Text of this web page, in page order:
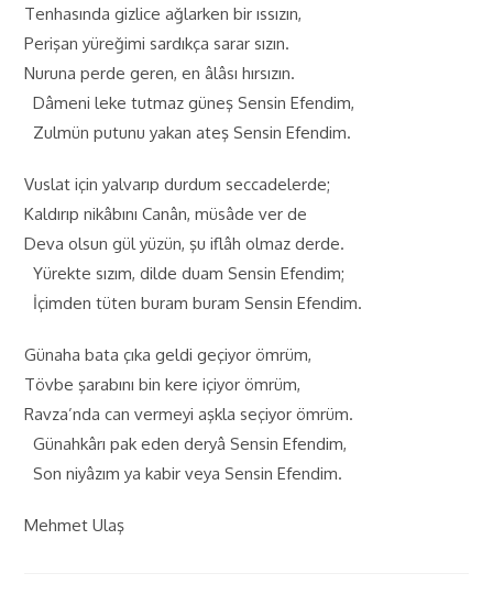
Tenhasında gizlice ağlarken bir ıssızın,
Perişan yüreğimi sardıkça sarar sızın.
Nuruna perde geren, en âlâsı hırsızın.
Dâmeni leke tutmaz güneş Sensin Efendim,
Zulmün putunu yakan ateş Sensin Efendim.
Vuslat için yalvarıp durdum seccadelerde;
Kaldırıp nikâbını Canân, müsâde ver de
Deva olsun gül yüzün, şu iflâh olmaz derde.
Yürekte sızım, dilde duam Sensin Efendim;
İçimden tüten buram buram Sensin Efendim.
Günaha bata çıka geldi geçiyor ömrüm,
Tövbe şarabını bin kere içiyor ömrüm,
Ravza’nda can vermeyi aşkla seçiyor ömrüm.
Günahkârı pak eden deryâ Sensin Efendim,
Son niyâzım ya kabir veya Sensin Efendim.
Mehmet Ulaş